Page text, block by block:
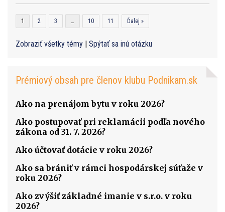
1 2 3 … 10 11 Ďalej »
Zobraziť všetky témy | Spýtať sa inú otázku
Prémiový obsah pre členov klubu Podnikam.sk
Ako na prenájom bytu v roku 2026?
Ako postupovať pri reklamácii podľa nového
zákona od 31. 7. 2026?
Ako účtovať dotácie v roku 2026?
Ako sa brániť v rámci hospodárskej súťaže v
roku 2026?
Ako zvýšiť základné imanie v s.r.o. v roku
2026?